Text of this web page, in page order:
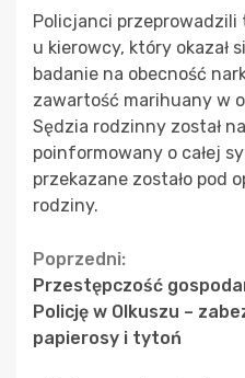
Policjanci przeprowadzili
u kierowcy, który okazał
badanie na obecność
zawartość marihuany w
Sędzia rodzinny został
poinformowany o całej
przekazane zostało pod
rodziny.
Continue
Reading
Poprzedni:
Przestępczość
Policję w Olkuszu –
papierosy i tytoń